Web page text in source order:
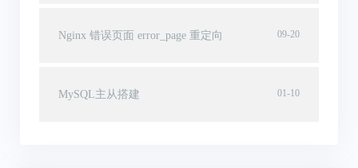
09-20
Nginx 错误页面 error_page 重定向
01-10
MySQL主从搭建